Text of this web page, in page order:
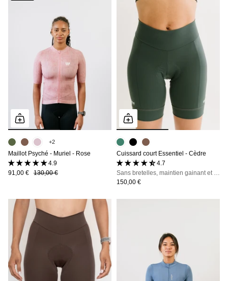
+2
Maillot Psyché - Muriel - Rose
4.9 (8 avis)
91,00 € 130,00 €
Cuissard court Essentiel - Cèdre
4.7 (51 avis)
150,00 €